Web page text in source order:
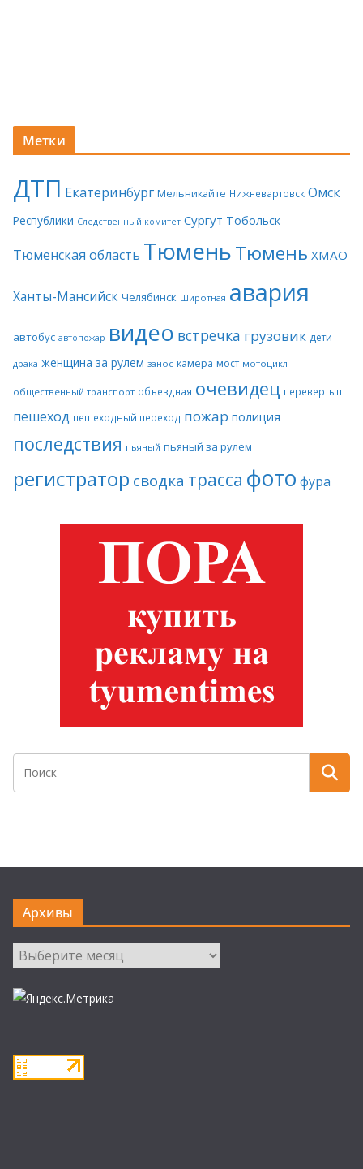
Метки
ДТП Екатеринбург Мельникайте Нижневартовск Омск
Республики Следственный комитет Сургут Тобольск
Тюменская область ТюменьТюмень ХМАО
Ханты-Мансийск Челябинск Широтная авария
автобус автопожар видео встречка грузовик дети
драка женщина за рулем занос камера мост мотоцикл
общественный транспорт объездная очевидец перевертыш
пешеход пешеходный переход пожар полиция
последствия пьяный пьяный за рулем
регистратор сводка трасса фото фура
Архивы
Архивы